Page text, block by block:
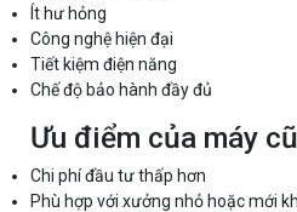
Ít hư hỏng
Công nghệ hiện đại
Tiết kiệm điện năng
Chế độ bảo hành đầy đủ
Ưu điểm của máy cũ
Chi phí đầu tư thấp hơn
Phù hợp với xưởng nhỏ hoặc mới